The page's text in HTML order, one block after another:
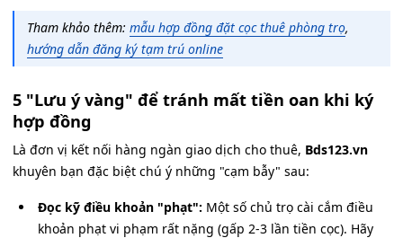
Tham khảo thêm: mẫu hợp đồng đặt cọc thuê phòng trọ,
hướng dẫn đăng ký tạm trú online
5 "Lưu ý vàng" để tránh mất tiền oan khi ký
hợp đồng
Là đơn vị kết nối hàng ngàn giao dịch cho thuê, Bds123.vn
khuyên bạn đặc biệt chú ý những "cạm bẫy" sau:
Đọc kỹ điều khoản "phạt": Một số chủ trọ cài cắm điều
khoản phạt vi phạm rất nặng (gấp 2-3 lần tiền cọc). Hãy